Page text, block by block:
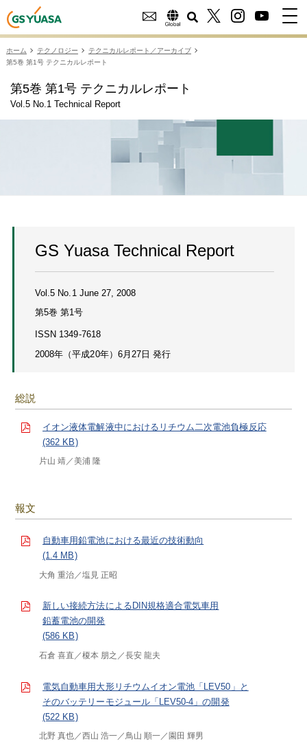
ホーム テクノロジー
テクニカルレポート／アーカイブ
第5巻 第1号 テクニカルレポート
第5巻 第1号 テクニカルレポート
Vol.5 No.1 Technical Report
GS Yuasa Technical Report
Vol.5 No.1 June 27, 2008
第5巻 第1号
ISSN 1349-7618
2008年（平成20年）6月27日 発行
総説
イオン液体電解液中におけるリチウム二次電池負極反応
(362 KB)
片山 靖 美浦 隆
報文
自動車用鉛電池における最近の技術動向
(1.4 MB)
大角 重治 塩見 正昭
新しい接続方法によるDIN規格適合電気車用
鉛蓄電池の開発
(586 KB)
石倉 喜直 榎本 朋之 長安 龍夫
電気自動車用大形リチウムイオン電池「LEV50」と
そのバッテリーモジュール「LEV50-4」の開発
(522 KB)
北野 真也 西山 浩一 鳥山 順一 園田 輝男